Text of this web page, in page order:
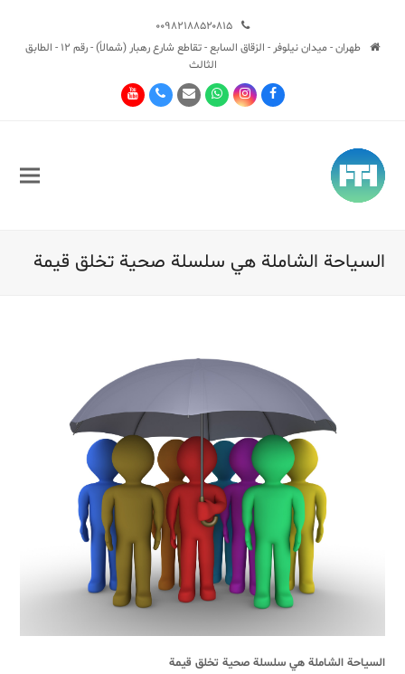
طهران - ميدان نيلوفر - الزقاق السابع - تقاطع شارع رهبار (شمالاً) - رقم 12 - الطابق
الثالث
Facebook
Instagram
Whatsapp
Email
Phone
Youtube
السياحة الشاملة هي سلسلة صحية تخلق قيمة
السياحة الشاملة هي سلسلة صحية تخلق قيمة